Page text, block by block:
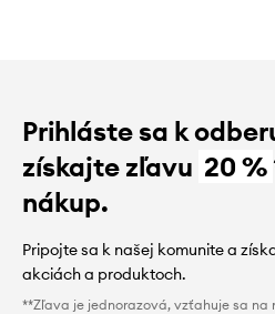
Prihláste sa k
získajte zľavu 20 %
nákup.
Pripojte sa k našej komunite a
akciách a produktoch.
**Zľava je jednorazová, vzťahuje sa